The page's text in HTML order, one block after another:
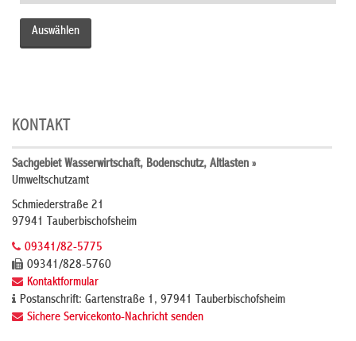
KONTAKT
Sachgebiet Wasserwirtschaft, Bodenschutz, Altlasten »
Umweltschutzamt
Schmiederstraße 21
97941 Tauberbischofsheim
09341/82-5775
09341/828-5760
Kontaktformular
Postanschrift: Gartenstraße 1, 97941 Tauberbischofsheim
Sichere Servicekonto-Nachricht senden